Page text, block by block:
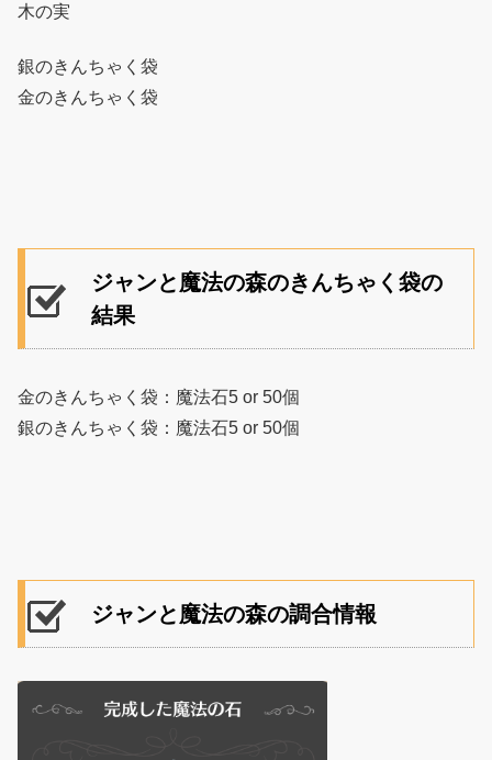
木の実
銀のきんちゃく袋
金のきんちゃく袋
ジャンと魔法の森のきんちゃく袋の
結果
金のきんちゃく袋：魔法石5 or 50個
銀のきんちゃく袋：魔法石5 or 50個
ジャンと魔法の森の調合情報